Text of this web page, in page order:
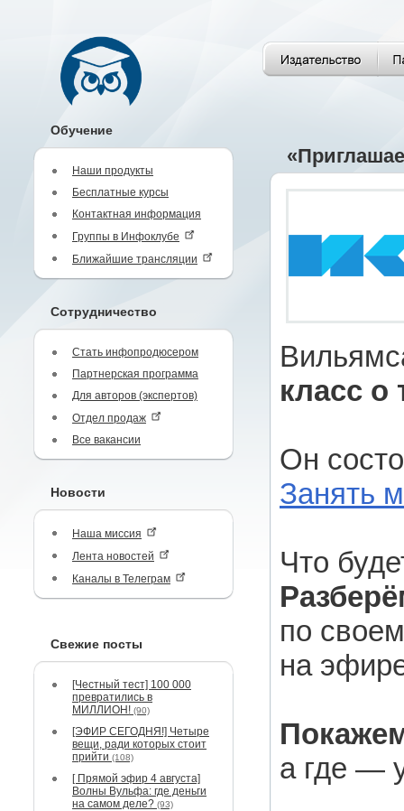
Обучение
Наши продукты
Бесплатные курсы
Контактная информация
Группы в Инфоклубе
Ближайшие трансляции
Сотрудничество
Стать инфопродюсером
Партнерская программа
Для авторов (экспертов)
Отдел продаж
Все вакансии
Новости
Наша миссия
Лента новостей
Каналы в Телеграм
Свежие посты
[Честный тест] 100 000
превратились в
МИЛЛИОН! (90)
[ЭФИР СЕГОДНЯ!] Четыре
вещи, ради которых стоит
прийти (108)
[ Прямой эфир 4 августа]
Волны Вульфа: где деньги
на самом деле? (93)
класс о
Он
Занять
Что
по
на
а где —